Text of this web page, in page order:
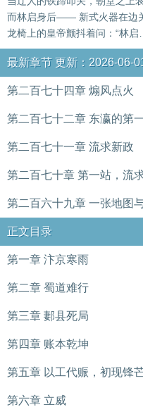
而林启身后—— 新式火器在边
龙椅上的皇帝颤抖着问：“林
最新章节 更新：2026-06-
第二百七十四章 煽风点火
第二百七十二章 东瀛的第
第二百七十一章 流求新政
第二百七十章 第一站，流
第二百六十九章 一张地图
正文目录
第一章 汴京寒雨
第二章 蜀道难行
第三章 郪县死局
第四章 账本乾坤
第五章 以工代赈，初现锋
第六章 立威